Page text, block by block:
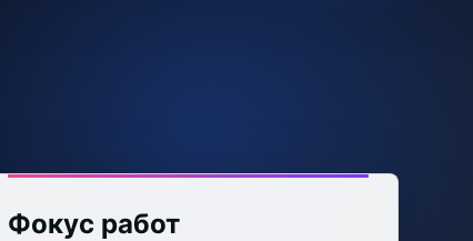
Фокус работ